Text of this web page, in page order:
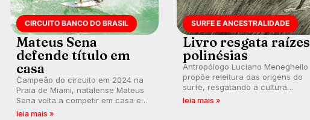
CIRCUITO BANCO DO BRASIL
Mateus Sena
defende título em
casa
Campeão do circuito em 2024 na
Praia de Miami, natalense Mateus
Sena volta a competir em casa em
busca de manter a hegemonia
leia mais »
SURFE E ANCESTRALIDADE
Livro resgata raízes
polinésias
Antropólogo Luciano Meneghello
propõe releitura das origens do
surfe, resgatando a cultura
polinésia e questionando a visão
leia mais »